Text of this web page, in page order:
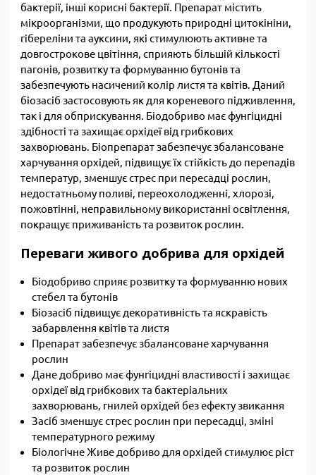
бактерії, інші корисні бактерії. Препарат містить
мікроорганізми, що продукують природні цитокініни,
гібереліни та ауксини, які стимулюють активне та
довгострокове цвітіння, сприяють більшій кількості
пагонів, розвитку та формуванню бутонів та
забезпечують насичений колір листя та квітів. Даний
біозасіб застосовують як для кореневого підживлення,
так і для обприскування. Біодобриво має фунгіцидні
здібності та захищає орхідеї від грибкових
захворювань. Біопрепарат забезпечує збалансоване
харчування орхідей, підвищує їх стійкість до перепадів
температур, зменшує стрес при пересадці рослин,
недостатньому поливі, переохолодженні, хлорозі,
пожовтінні, неправильному використанні освітлення,
покращує приживаність та розвиток рослин.
Переваги живого добрива для орхідей
Біодобриво сприяє розвитку та формуванню нових
стебел та бутонів
Біозасіб підвищує декоративність та яскравість
забарвлення квітів та листя
Препарат забезпечує збалансоване харчування
рослин
Дане добриво має фунгіцидні властивості і захищає
орхідеї від грибкових та бактеріальних
захворювань, гнилей орхідей без ефекту звикання
Засіб зменшує стрес рослин при пересадці, зміні
температурного режиму
Біологічне Живе добриво для орхідей стимулює ріст
та розвиток рослин